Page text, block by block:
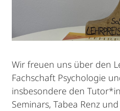
Wir freuen uns über den
Fachschaft Psychologie
insbesondere den
Seminars, Tabea Renz